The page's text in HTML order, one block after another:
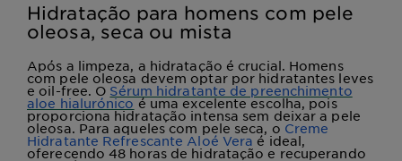
Hidratação para homens com pele
oleosa, seca ou mista
Após a limpeza, a hidratação é crucial. Homens
com pele oleosa devem optar por hidratantes leves
e oil-free. O Sérum hidratante de preenchimento
aloe hialurónicoé uma excelente escolha, pois
proporciona hidratação intensa sem deixar a pele
oleosa. Para aqueles com pele seca, o Creme
Hidratante Refrescante Aloé Vera é ideal,
oferecendo 48 horas de hidratação e recuperando